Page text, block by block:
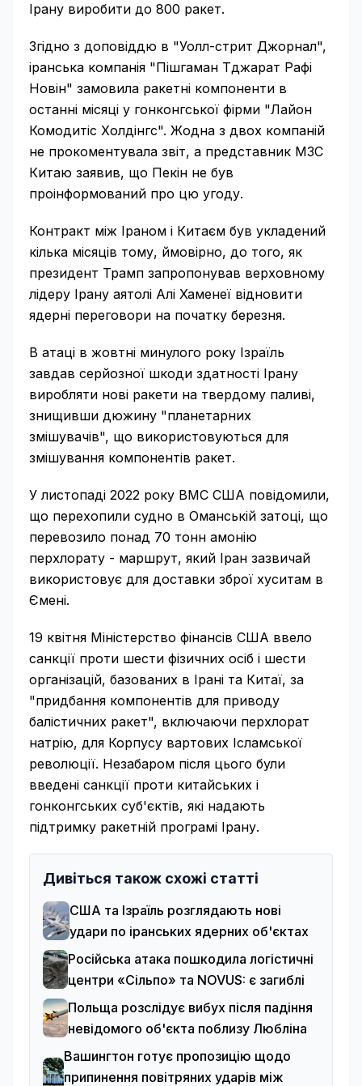
Ірану виробити до 800 ракет.
Згідно з доповіддю в "Уолл-стрит Джорнал",
іранська компанія "Пішгаман Тджарат Рафі
Новін" замовила ракетні компоненти в
останні місяці у гонконгської фірми "Лайон
Комодитіс Холдінгс". Жодна з двох компаній
не прокоментувала звіт, а представник МЗС
Китаю заявив, що Пекін не був
проінформований про цю угоду.
Контракт між Іраном і Китаєм був укладений
кілька місяців тому, ймовірно, до того, як
президент Трамп запропонував верховному
лідеру Ірану аятолі Алі Хаменеї відновити
ядерні переговори на початку березня.
В атаці в жовтні минулого року Ізраїль
завдав серйозної шкоди здатності Ірану
виробляти нові ракети на твердому паливі,
знищивши дюжину "планетарних
змішувачів", що використовуються для
змішування компонентів ракет.
У листопаді 2022 року ВМС США повідомили,
що перехопили судно в Оманській затоці, що
перевозило понад 70 тонн амонію
перхлорату - маршрут, який Іран зазвичай
використовує для доставки зброї хуситам в
Ємені.
19 квітня Міністерство фінансів США ввело
санкції проти шести фізичних осіб і шести
організацій, базованих в Ірані та Китаї, за
"придбання компонентів для приводу
балістичних ракет", включаючи перхлорат
натрію, для Корпусу вартових Ісламської
революції. Незабаром після цього були
введені санкції проти китайських і
гонконгських суб'єктів, які надають
підтримку ракетній програмі Ірану.
Дивіться також схожі статті
США та Ізраїль розглядають нові
удари по іранських ядерних об'єктах
Російська атака пошкодила логістичні
центри «Сільпо» та NOVUS: є загиблі
Польща розслідує вибух після падіння
невідомого об'єкта поблизу Любліна
Вашингтон готує пропозицію щодо
припинення повітряних ударів між